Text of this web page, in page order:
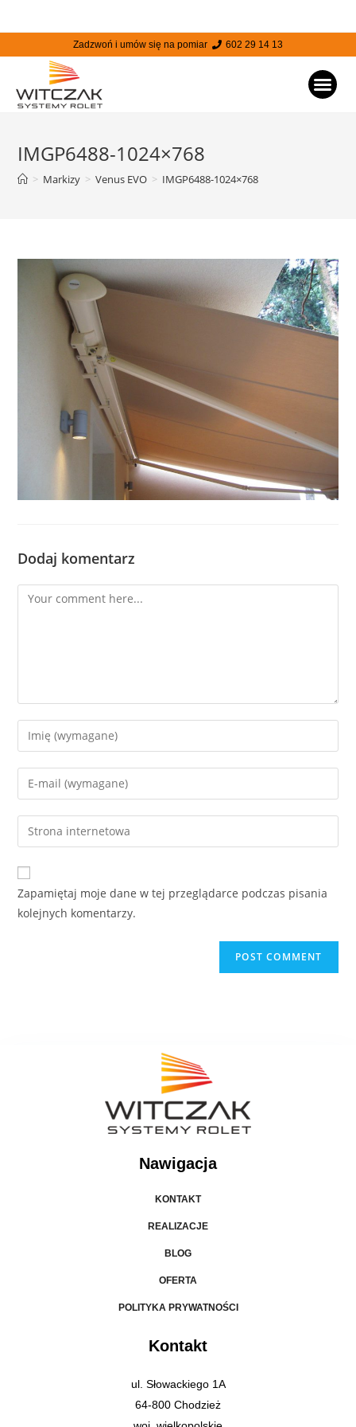
Zadzwoń i umów się na pomiar 602 29 14 13
IMGP6488-1024×768
> Markizy > Venus EVO > IMGP6488-1024×768
Dodaj komentarz
Zapamiętaj moje dane w tej przeglądarce podczas pisania
kolejnych komentarzy.
Nawigacja
KONTAKT
REALIZACJE
BLOG
OFERTA
POLITYKA PRYWATNOŚCI
Kontakt
ul. Słowackiego 1A
64-800 Chodzież